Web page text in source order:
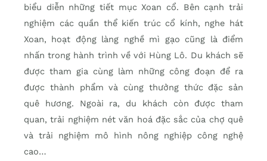
biểu diễn những tiết mục Xoan cổ. Bên cạnh trải
nghiệm các quần thể kiến trúc cổ kính, nghe hát
Xoan, hoạt động làng nghề mì gạo cũng là điểm
nhấn trong hành trình về với Hùng Lô. Du khách sẽ
được tham gia cùng làm những công đoạn để ra
được thành phẩm và cùng thưởng thức đặc sản
quê hương. Ngoài ra, du khách còn được tham
quan, trải nghiệm nét văn hoá đặc sắc của chợ quê
và trải nghiệm mô hình nông nghiệp công nghệ
cao…